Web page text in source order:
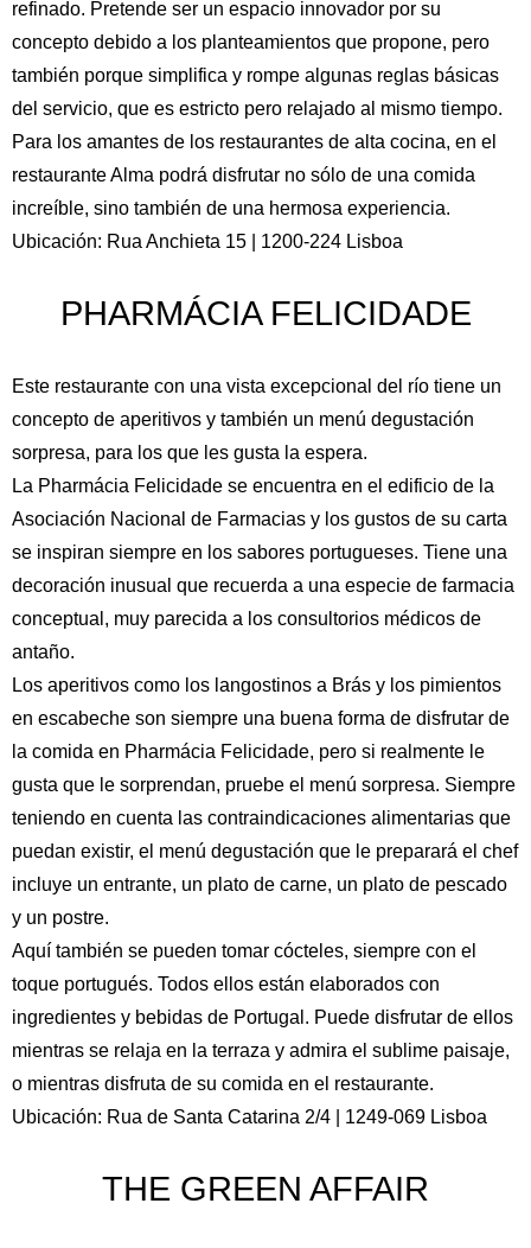
refinado. Pretende ser un espacio innovador por su
concepto debido a los planteamientos que propone, pero
también porque simplifica y rompe algunas reglas básicas
del servicio, que es estricto pero relajado al mismo tiempo.
Para los amantes de los restaurantes de alta cocina, en el
restaurante Alma podrá disfrutar no sólo de una comida
increíble, sino también de una hermosa experiencia.
Ubicación: Rua Anchieta 15 | 1200-224 Lisboa
PHARMÁCIA FELICIDADE
Este restaurante con una vista excepcional del río tiene un
concepto de aperitivos y también un menú degustación
sorpresa, para los que les gusta la espera.
La Pharmácia Felicidade se encuentra en el edificio de la
Asociación Nacional de Farmacias y los gustos de su carta
se inspiran siempre en los sabores portugueses. Tiene una
decoración inusual que recuerda a una especie de farmacia
conceptual, muy parecida a los consultorios médicos de
antaño.
Los aperitivos como los langostinos a Brás y los pimientos
en escabeche son siempre una buena forma de disfrutar de
la comida en Pharmácia Felicidade, pero si realmente le
gusta que le sorprendan, pruebe el menú sorpresa. Siempre
teniendo en cuenta las contraindicaciones alimentarias que
puedan existir, el menú degustación que le preparará el chef
incluye un entrante, un plato de carne, un plato de pescado
y un postre.
Aquí también se pueden tomar cócteles, siempre con el
toque portugués. Todos ellos están elaborados con
ingredientes y bebidas de Portugal. Puede disfrutar de ellos
mientras se relaja en la terraza y admira el sublime paisaje,
o mientras disfruta de su comida en el restaurante.
Ubicación: Rua de Santa Catarina 2/4 | 1249-069 Lisboa
THE GREEN AFFAIR